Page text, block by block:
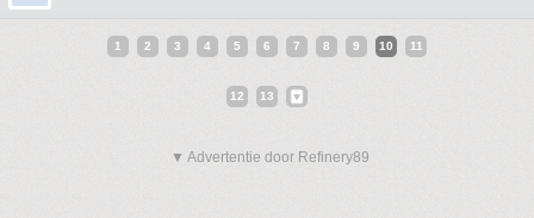
1 2 3 4 5 6 7 8 9 10 11
12 13
▼ Advertentie door Refinery89